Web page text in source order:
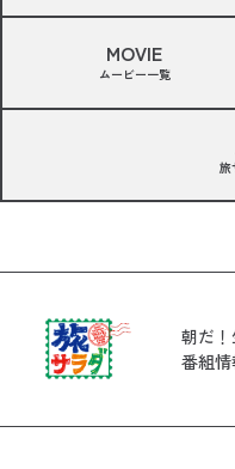
MOVIE
ムービー一覧
旅
朝だ
番組情